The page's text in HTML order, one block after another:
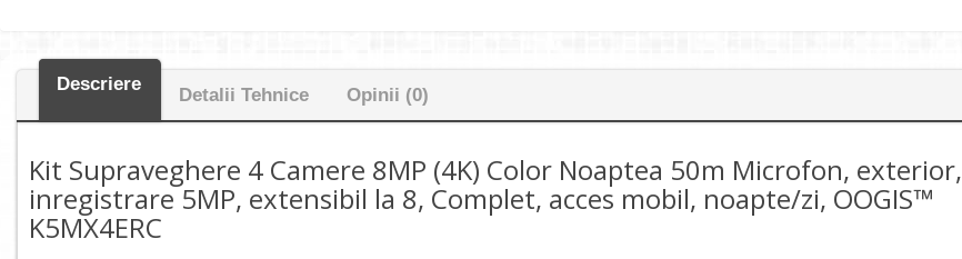
Descriere
Detalii Tehnice Opinii (0)
Kit Supraveghere 4 Camere 8MP (4K) Color Noaptea 50m Microfon, exterior,
inregistrare 5MP, extensibil la 8, Complet, acces mobil, noapte/zi, OOGIS™
K5MX4ERC